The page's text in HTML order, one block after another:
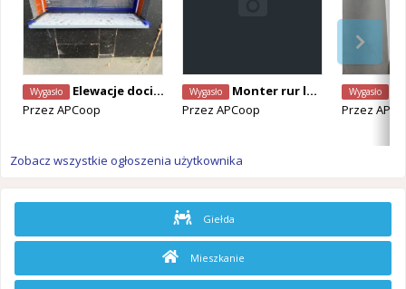
Wygasło
Elewacje docieplenia Aalst
Przez APCoop
Wygasło
Monter rur lub Spawacz
Przez APCoop
Wygasło
Przez
Zobacz wszystkie ogłoszenia użytkownika
Giełda
Mieszkanie